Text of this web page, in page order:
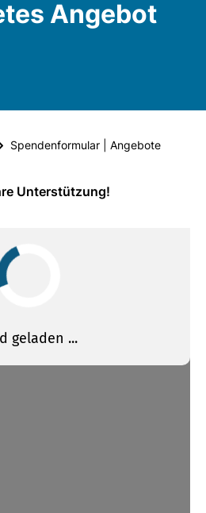
Angebot
Spendenformular | Angebote
Unterstützung!